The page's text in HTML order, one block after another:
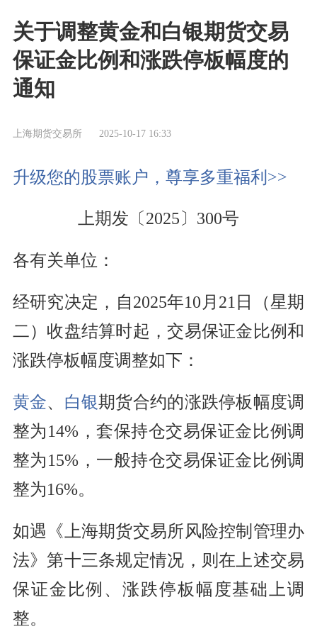
关于调整黄金和白银期货交易
保证金比例和涨跌停板幅度的
通知
上海期货交易所 2025-10-17 16:33
升级您的股票账户，尊享多重福利>>
上期发〔2025〕300号
各有关单位：
经研究决定，自2025年10月21日（星期
二）收盘结算时起，交易保证金比例和
涨跌停板幅度调整如下：
黄金、 白银期货合约的涨跌停板幅度调
整为14%，套保持仓交易保证金比例调
整为15%，一般持仓交易保证金比例调
整为16%。
如遇《上海期货交易所风险控制管理办
法》第十三条规定情况，则在上述交易
保证金比例、涨跌停板幅度基础上调
整。